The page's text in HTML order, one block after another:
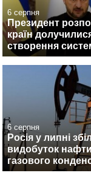
6 серпня
Президент
країн
створення
6 серпня
Росія у липні
видобуток
газового